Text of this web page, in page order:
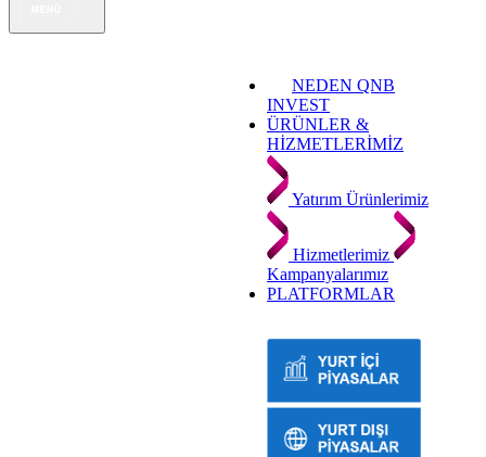
NEDEN QNB
INVEST
ÜRÜNLER &
HİZMETLERİMİZ
Yatırım Ürünlerimiz
Hizmetlerimiz
Kampanyalarımız
PLATFORMLAR